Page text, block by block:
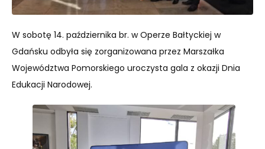
W sobotę 14. października br. w Operze Bałtyckiej w
Gdańsku odbyła się zorganizowana przez Marszałka
Województwa Pomorskiego uroczysta gala z okazji Dnia
Edukacji Narodowej.